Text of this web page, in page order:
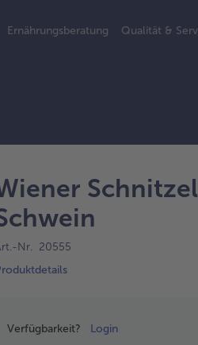
Ernährungsberatung Qualität &
Nr. 20555
Verfügbarkeit? Login